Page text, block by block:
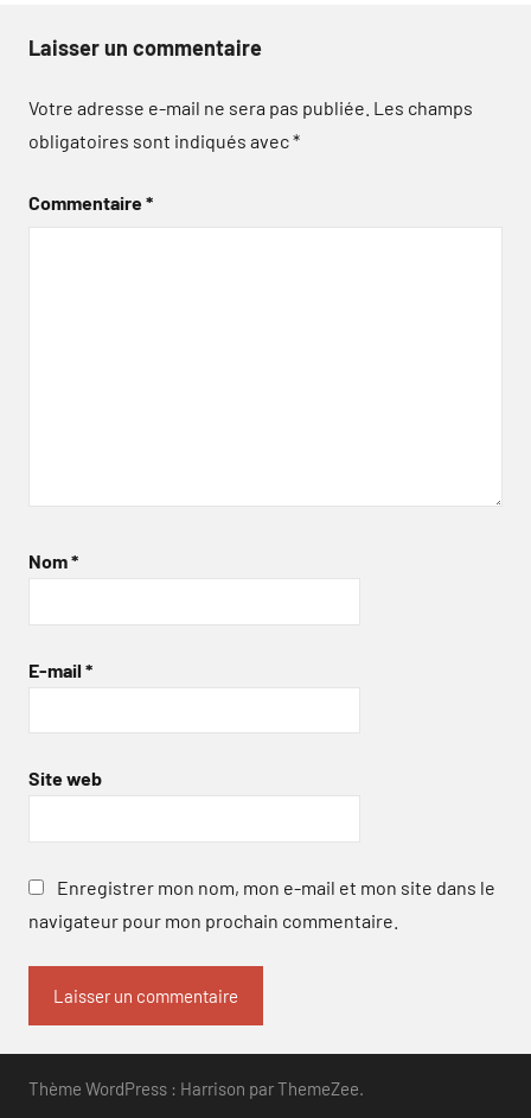
Laisser un commentaire
Votre adresse e-mail ne sera pas publiée. Les champs
obligatoires sont indiqués avec*
Commentaire*
Nom*
E-mail *
Site web
Enregistrer mon nom, mon e-mail et mon site dans le
navigateur pour mon prochain commentaire.
Thème WordPress : Harrison par ThemeZee.